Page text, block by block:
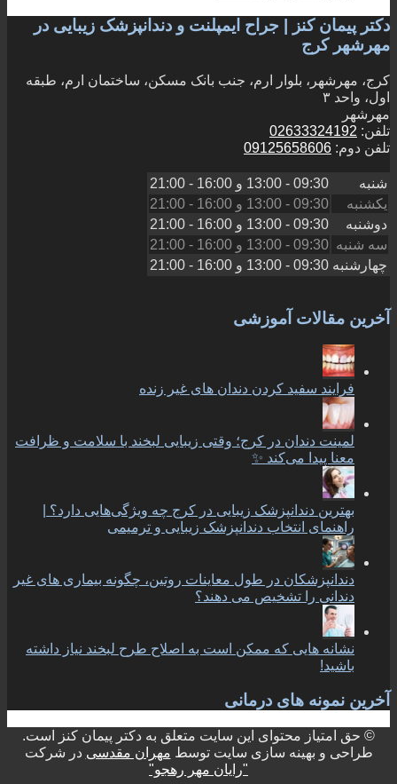
دکتر پیمان کنز | جراح ایمپلنت و دندانپزشک زیبایی در
مهرشهر کرج
کرج، مهرشهر، بلوار ارم، جنب بانک مسکن، ساختمان ارم، طبقه
اول، واحد ۳
مهرشهر
تلفن: 02633324192
تلفن دوم: 09125658606
شنبه 09:30 - 13:00 و 16:00 - 21:00
یکشنبه
09:30 - 13:00 و 16:00 - 21:00
دوشنبه
09:30 - 13:00 و 16:00 - 21:00
سه شنبه 09:30 - 13:00 و 16:00 - 21:00
چهارشنبه 09:30 - 13:00 و 16:00 - 21:00
آخرین مقالات آموزشی
فرایند سفید کردن دندان های غیر زنده
لمینت دندان در کرج؛ وقتی زیبایی لبخند با سلامت و ظرافت
معنا پیدا می‌کند ✨
بهترین دندانپزشک زیبایی در کرج چه ویژگی‌هایی دارد؟ |
راهنمای انتخاب دندانپزشک زیبایی و ترمیمی
دندانپزشکان در طول معاینات روتین، چگونه بیماری های غیر
دندانی را تشخیص می دهند؟
نشانه هایی که ممکن است به اصلاح طرح لبخند نیاز داشته
باشید!
آخرین نمونه های درمانی
© حق امتیاز محتوای این سایت متعلق به دکتر پیمان کنز است.
طراحی و بهینه سازی سایت توسط مهران مقدسی در شرکت
"رایان مهر رهجو"